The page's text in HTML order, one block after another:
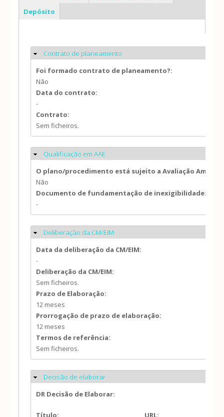
Depósito
Ocultar
Contrato de planeamento
Foi formado contrato de planeamento?:
Não
Data do contrato:
-
Contrato:
Sem ficheiros.
Ocultar
Qualificação em AAE
O plano/procedimento está sujeito a Avaliação
Não
Documento de fundamentação de inexigibilidade:
-
Ocultar
Deliberação da CM/EIM
Data da deliberação da CM/EIM:
-
Deliberação da CM/EIM:
Sem ficheiros.
Prazo de Elaboração:
12 meses
Prorrogação de prazo de elaboração:
12 meses
Termos de referência:
Sem ficheiros.
Ocultar
Decisão de elaborar
DR Decisão de Elaborar:
Título: URL: